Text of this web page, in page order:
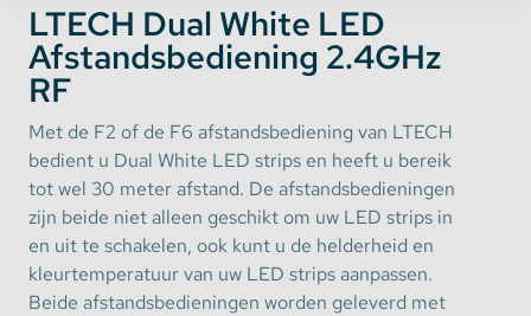
LTECH Dual White LED
Afstandsbediening 2.4GHz
RF
Met de F2 of de F6 afstandsbediening van LTECH
bedient u Dual White LED strips en heeft u bereik
tot wel 30 meter afstand. De afstandsbedieningen
zijn beide niet alleen geschikt om uw LED strips in
en uit te schakelen, ook kunt u de helderheid en
kleurtemperatuur van uw LED strips aanpassen.
Beide afstandsbedieningen worden geleverd met